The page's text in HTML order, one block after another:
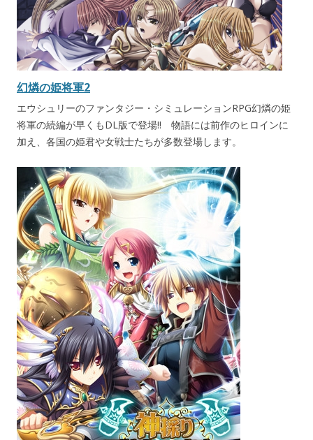
幻燐の姫将軍2
エウシュリーのファンタジー・シミュレーションRPG幻燐の姫
将軍の続編が早くもDL版で登場!! 物語には前作のヒロインに
加え、各国の姫君や女戦士たちが多数登場します。